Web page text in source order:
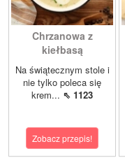
Chrzanowa z
kiełbasą
Na świątecznym stole i
nie tylko poleca się
krem... ⇖ 1123
Zobacz przepis!